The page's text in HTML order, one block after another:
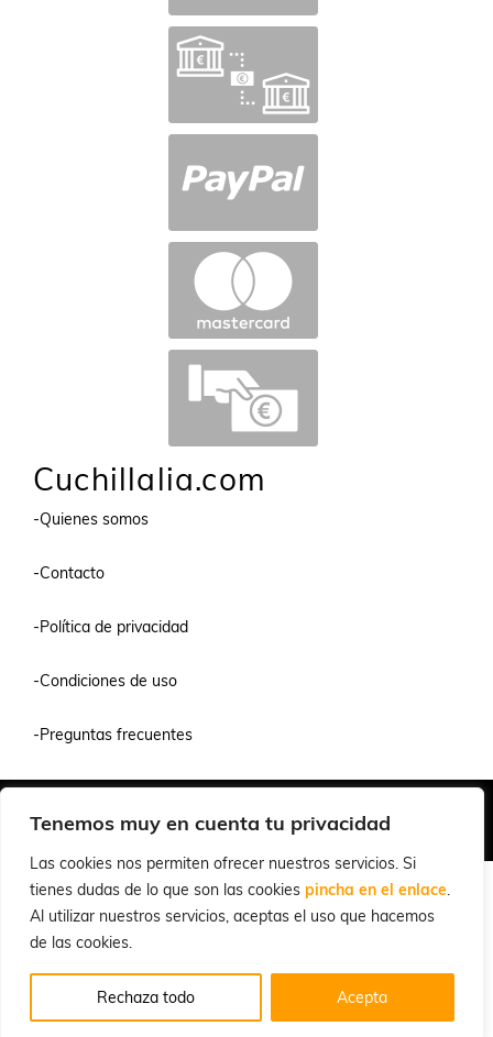
Tenemos muy en cuenta tu privacidad
Las cookies nos permiten ofrecer nuestros servicios. Si
tienes dudas de lo que son las cookies pincha en el enlace.
Al utilizar nuestros servicios, aceptas el uso que hacemos
de las cookies.
Rechaza todo Acepta
Cuchillalia.com
-Quienes somos
-Contacto
-Política de privacidad
-Condiciones de uso
-Preguntas frecuentes
© 2026 Cuchillalia.com